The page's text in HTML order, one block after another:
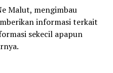
Malut, mengimbau
informasi terkait
sekecil apapun